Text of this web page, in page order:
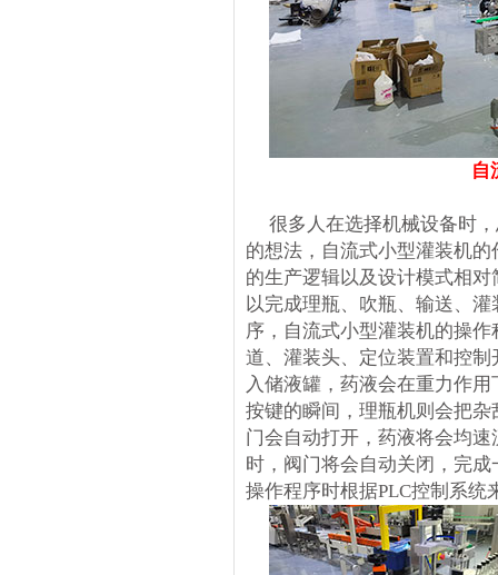
自
很多人在选择机械设备时，
的想法，自流式小型灌装机
的生产逻辑以及设计模式相
以完成理瓶、吹瓶、输送、
序，自流式小型灌装机的操
道、灌装头、定位装置和控
入储液罐，药液会在重力作
按键的瞬间，理瓶机则会把
门会自动打开，药液将会均
时，阀门将会自动关闭，完
操作程序时根据PLC控制系统